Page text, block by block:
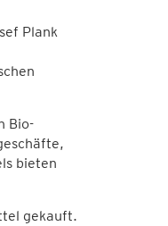
Plank
Bio-
bieten
gekauft.